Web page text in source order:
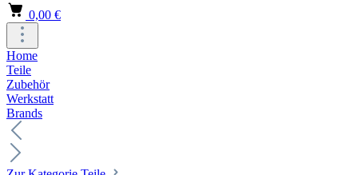
0,00 €
Home
Teile
Zubehör
Werkstatt
Brands